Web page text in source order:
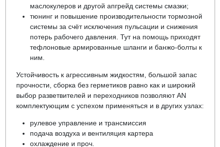
маслокулеров и другой апгрейд системы смазки;
тюнинг и повышение производительности тормозной
системы за счёт исключения пульсации и снижения
потерь рабочего давления. Тут на помощь приходят
тефлоновые армированные шланги и банжо-болты к
ним.
Устойчивость к агрессивным жидкостям, большой запас
прочности, сборка без герметиков равно как и широкий
выбор разветвителей и переходников позволяют AN
комплектующим с успехом применяться и в других узлах:
рулевое управление и трансмиссия
подача воздуха и вентиляция картера
охлаждение и проч.